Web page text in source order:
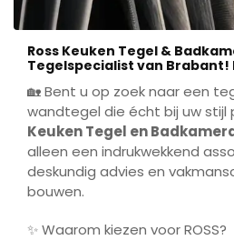
Ross Keuken Tegel &
Tegelspecialist van Brabant!
🏡 Bent u op zoek naar een
wandtegel die écht bij uw stijl
Keuken Tegel en
alleen een indrukwekkend
deskundig advies en
bouwen.
✨ Waarom kiezen voor ROSS?